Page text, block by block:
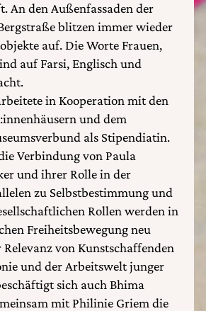
An den Außenfassaden der
blitzen immer wieder
auf. Die Worte Frauen,
auf Farsi, Englisch und
in Kooperation mit den
und dem
als Stipendiatin.
Verbindung von Paula
und ihrer Rolle in der
zu Selbstbestimmung und
Rollen werden in
Freiheitsbewegung neu
Relevanz von Kunstschaffenden
und der Arbeitswelt junger
sich auch Bhima
mit Philinie Griem die